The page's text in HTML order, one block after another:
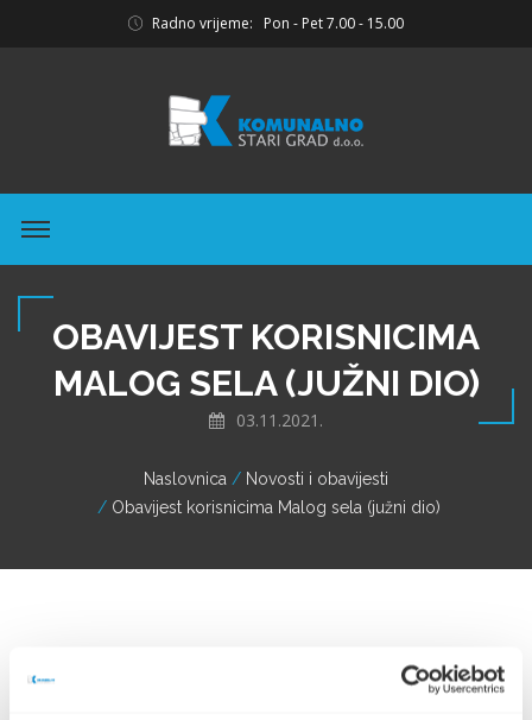
Radno vrijeme: Pon - Pet 7.00 - 15.00
OBAVIJEST KORISNICIMA
MALOG SELA (JUŽNI DIO)
03.11.2021.
Naslovnica
Novosti i obavijesti
Obavijest korisnicima Malog sela (južni dio)